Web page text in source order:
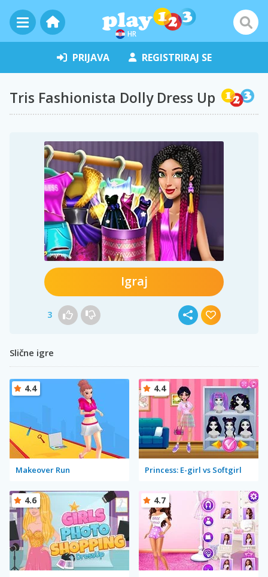
HR
PRIJAVA REGISTRIRAJ SE
Tris Fashionista Dolly Dress Up
Igraj
3
Slične igre
Makeover Run
4.4
Princess: E-girl vs Softgirl
4.4
4.6 4.7